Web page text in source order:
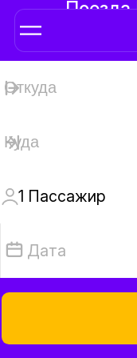
1 Пассажир
Дата